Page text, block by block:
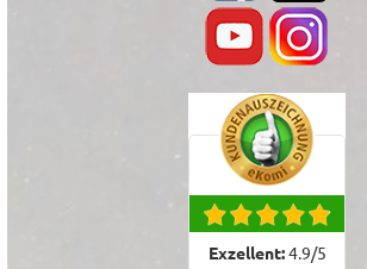
Exzellent:4.9/5